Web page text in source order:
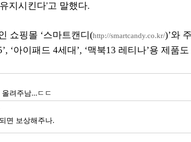
지시킨다'고 말했다.
쇼핑몰 ‘스마트캔디(http://smartcandy.co.kr/)’와
‘아이패드 4세대’, ‘맥북13 레티나’용 제품
려주남...ㄷㄷ
면 보상해주나.